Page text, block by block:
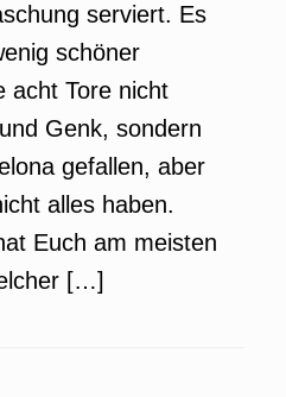
serviert. Es
schöner
acht Tore nicht
Genk, sondern
gefallen, aber
alles haben.
Euch am meisten
[…]